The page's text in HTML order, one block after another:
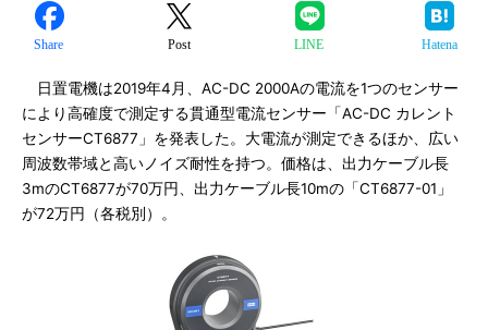
Share Post LINE Hatena
日置電機は2019年4月、AC-DC 2000Aの電流を1つのセンサー
により高確度で測定する貫通型電流センサー「AC-DC カレント
センサーCT6877」を発表した。大電流が測定できるほか、広い
周波数帯域と高いノイズ耐性を持つ。価格は、出力ケーブル長
3mのCT6877が70万円、出力ケーブル長10mの「CT6877-01」
が72万円（各税別）。